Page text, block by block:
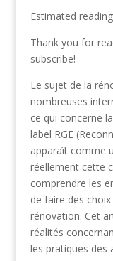
Estimated
Thank you for
subscribe!
Le sujet de la
nombreuses
ce qui concerne
label RGE
apparaît comme
réellement cette
comprendre les
de faire des
rénovation. Cet
réalités
les pratiques des